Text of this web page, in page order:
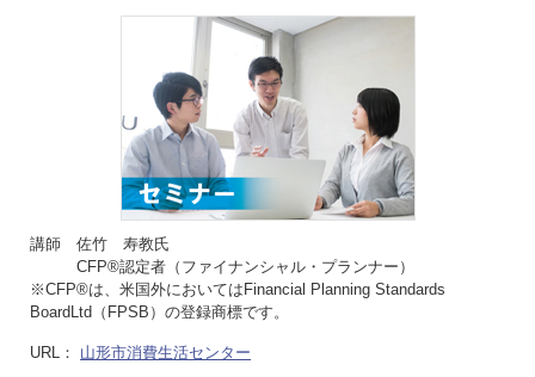
講師 佐竹 寿教氏
CFP®認定者（ファイナンシャル・プランナー）
※CFP®は、米国外においてはFinancial Planning Standards
BoardLtd（FPSB）の登録商標です。
URL： 山形市消費生活センター